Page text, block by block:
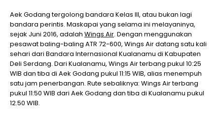
Aek Godang tergolong bandara Kelas III, atau bukan lagi
bandara perintis. Maskapai yang selama ini melayaninya,
sejak Juni 2016, adalah Wings Air. Dengan menggunakan
pesawat baling-baling ATR 72-600, Wings Air datang satu kali
sehari dari Bandara Internasional Kualanamu di Kabupaten
Deli Serdang. Dari Kualanamu, Wings Air terbang pukul 10:25
WIB dan tiba di Aek Godang pukul 11:15 WIB, alias menempuh
satu jam penerbangan. Rute sebaliknya: Wings Air terbang
pukul 11:50 WIB dari Aek Godang dan tiba di Kualanamu pukul
12.50 WIB.